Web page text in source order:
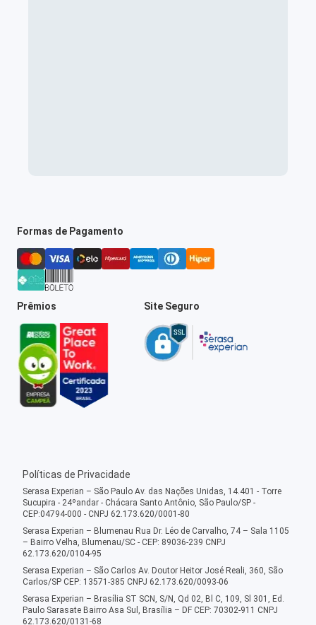
Formas de Pagamento
Prêmios Site Seguro
Políticas de Privacidade
Serasa Experian – São Paulo Av. das Nações Unidas, 14.401 - Torre
Sucupira - 24ºandar - Chácara Santo Antônio, São Paulo/SP -
CEP:04794-000 - CNPJ 62.173.620/0001-80
Serasa Experian – Blumenau Rua Dr. Léo de Carvalho, 74 – Sala 1105
– Bairro Velha, Blumenau/SC - CEP: 89036-239 CNPJ
62.173.620/0104-95
Serasa Experian – São Carlos Av. Doutor Heitor José Reali, 360, São
Carlos/SP CEP: 13571-385 CNPJ 62.173.620/0093-06
Serasa Experian – Brasília ST SCN, S/N, Qd 02, Bl C, 109, Sl 301, Ed.
Paulo Sarasate Bairro Asa Sul, Brasília – DF CEP: 70302-911 CNPJ
62.173.620/0131-68